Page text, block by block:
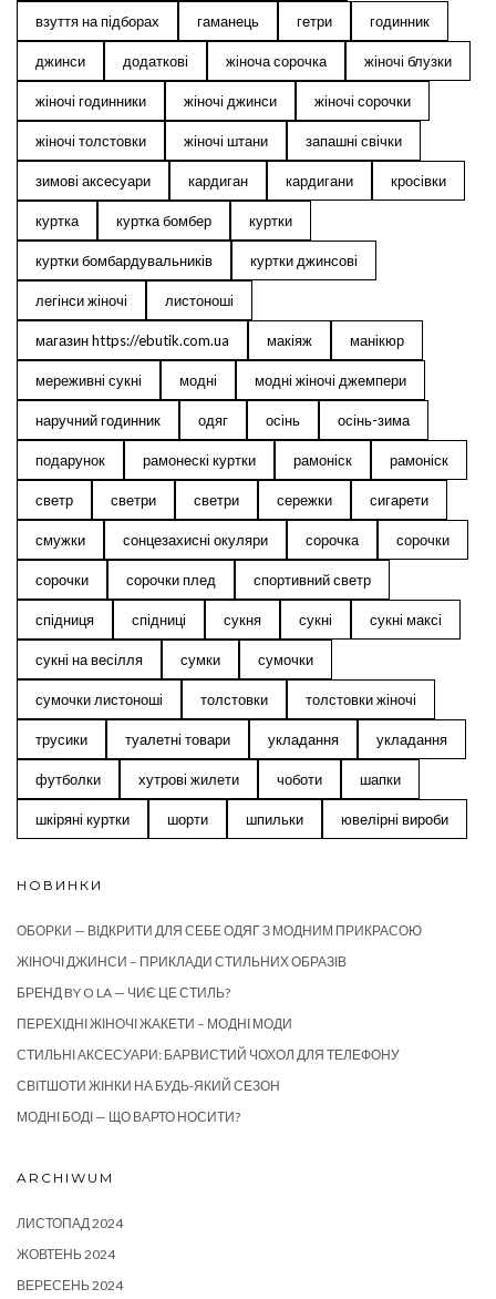
взуття на підборах гаманець гетри годинник
джинси додаткові жіноча сорочка жіночі блузки
жіночі годинники жіночі джинси жіночі сорочки
жіночі толстовки жіночі штани запашні свічки
зимові аксесуари кардиган кардигани кросівки
куртка куртка бомбер куртки
куртки бомбардувальників куртки джинсові
легінси жіночі листоноші
магазин https://ebutik.com.ua макіяж манікюр
мереживні сукні модні модні жіночі джемпери
наручний годинник одяг осінь осінь-зима
подарунок рамонескі куртки рамоніск рамоніск
светр светри светри сережки сигарети
смужки сонцезахисні окуляри сорочка сорочки
сорочки сорочки плед спортивний светр
спідниця спідниці сукня сукні сукні максі
сукні на весілля сумки сумочки
сумочки листоноші толстовки толстовки жіночі
трусики туалетні товари укладання укладання
футболки хутрові жилети чоботи шапки
шкіряні куртки шорти шпильки ювелірні вироби
НОВИНКИ
ОБОРКИ — ВІДКРИТИ ДЛЯ СЕБЕ ОДЯГ З МОДНИМ ПРИКРАСОЮ
ЖІНОЧІ ДЖИНСИ – ПРИКЛАДИ СТИЛЬНИХ ОБРАЗІВ
БРЕНД BY O LA — ЧИЄ ЦЕ СТИЛЬ?
ПЕРЕХІДНІ ЖІНОЧІ ЖАКЕТИ – МОДНІ МОДИ
СТИЛЬНІ АКСЕСУАРИ: БАРВИСТИЙ ЧОХОЛ ДЛЯ ТЕЛЕФОНУ
СВІТШОТИ ЖІНКИ НА БУДЬ-ЯКИЙ СЕЗОН
МОДНІ БОДІ — ЩО ВАРТО НОСИТИ?
ARCHIWUM
ЛИСТОПАД 2024
ЖОВТЕНЬ 2024
ВЕРЕСЕНЬ 2024